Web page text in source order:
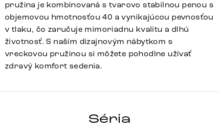
pružina je kombinovaná s tvarovo stabilnou penou s
objemovou hmotnosťou 40 a vynikajúcou pevnosťou
v tlaku, čo zaručuje mimoriadnu kvalitu a dlhú
životnosť. S naším dizajnovým nábytkom s
vreckovou pružinou si môžete pohodlne užívať
zdravý komfort sedenia.
Séria
ZOA-FLEX